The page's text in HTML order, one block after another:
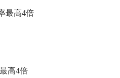
最高4倍
高4倍